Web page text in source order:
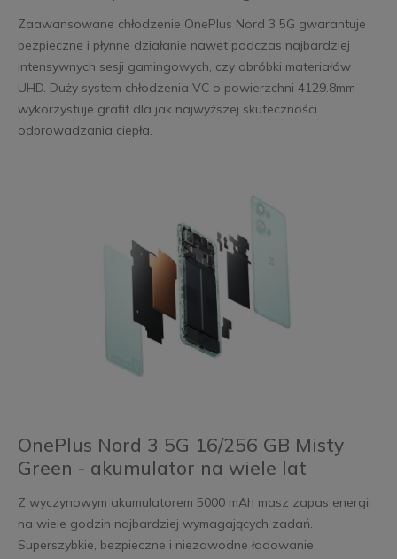
Zaawansowane chłodzenie OnePlus Nord 3 5G gwarantuje
bezpieczne i płynne działanie nawet podczas najbardziej
intensywnych sesji gamingowych, czy obróbki materiałów
UHD. Duży system chłodzenia VC o powierzchni 4129.8mm
wykorzystuje grafit dla jak najwyższej skuteczności
odprowadzania ciepła.
OnePlus Nord 3 5G 16/256 GB Misty
Green - akumulator na wiele lat
Z wyczynowym akumulatorem 5000 mAh masz zapas energii
na wiele godzin najbardziej wymagających zadań.
Superszybkie, bezpieczne i niezawodne ładowanie